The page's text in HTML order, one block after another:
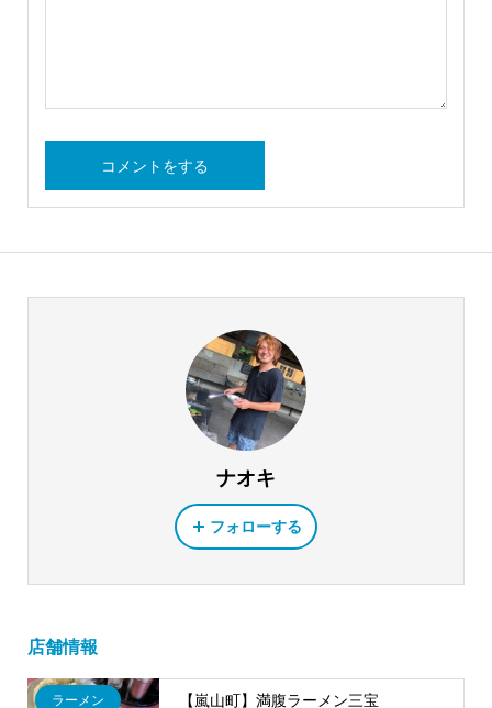
ナオキ
フォローする
店舗情報
ラーメン 【嵐山町】満腹ラーメン三宝